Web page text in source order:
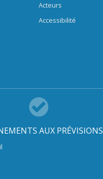
Acteurs
Accessibilité
AUX PRÉVISIONS